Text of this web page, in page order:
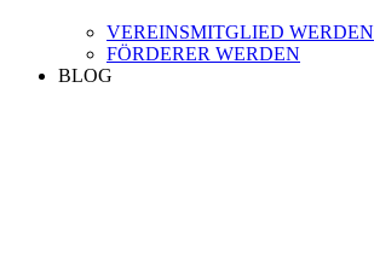
VEREINSMITGLIED WERDEN
FÖRDERER WERDEN
BLOG